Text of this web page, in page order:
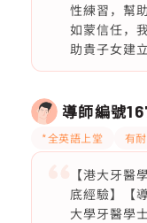
性練習，幫
如蒙信任，
助貴子女建
導師編號
*全英語上堂 有
【港大牙
底經驗】【
大學牙醫學